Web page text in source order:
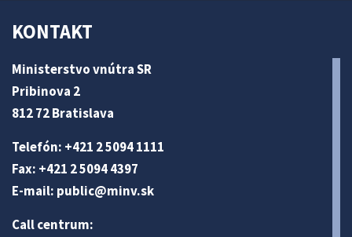
KONTAKT
Ministerstvo vnútra SR
Pribinova 2
812 72 Bratislava
Telefón: +421 2 5094 1111
Fax: +421 2 5094 4397
E-mail: public@minv.sk
Call centrum: